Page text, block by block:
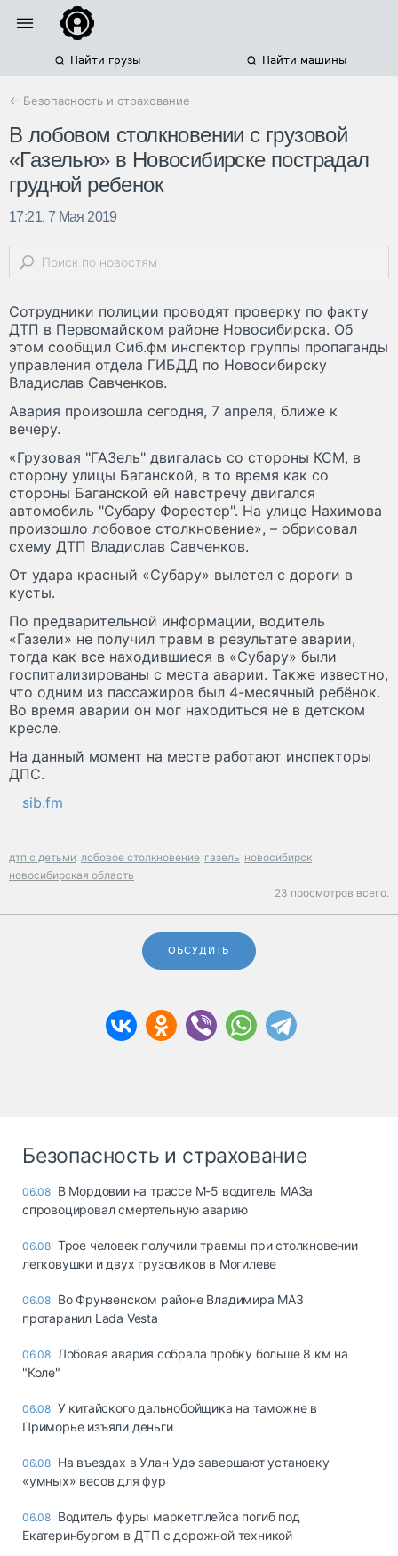
Найти грузы Найти машины
← Безопасность и страхование
В лобовом столкновении с грузовой
«Газелью» в Новосибирске пострадал
грудной ребенок
17:21, 7 Мая 2019
Сотрудники полиции проводят проверку по факту
ДТП в Первомайском районе Новосибирска. Об
этом сообщил Сиб.фм инспектор группы пропаганды
управления отдела ГИБДД по Новосибирску
Владислав Савченков.
Авария произошла сегодня, 7 апреля, ближе к
вечеру.
«Грузовая "ГАЗель" двигалась со стороны КСМ, в
сторону улицы Баганской, в то время как со
стороны Баганской ей навстречу двигался
автомобиль "Субару Форестер". На улице Нахимова
произошло лобовое столкновение», – обрисовал
схему ДТП Владислав Савченков.
От удара красный «Субару» вылетел с дороги в
кусты.
По предварительной информации, водитель
«Газели» не получил травм в результате аварии,
тогда как все находившиеся в «Субару» были
госпитализированы с места аварии. Также известно,
что одним из пассажиров был 4-месячный ребёнок.
Во время аварии он мог находиться не в детском
кресле.
На данный момент на месте работают инспекторы
ДПС.
sib.fm
дтп с детьми лобовое столкновение газель новосибирск
новосибирская область
23 просмотров всего.
ОБСУДИТЬ
Безопасность и страхование
06.08 В Мордовии на трассе М-5 водитель МАЗа
спровоцировал смертельную аварию
06.08 Трое человек получили травмы при столкновении
легковушки и двух грузовиков в Могилеве
06.08 Во Фрунзенском районе Владимира МАЗ
протаранил Lada Vesta
06.08 Лобовая авария собрала пробку больше 8 км на
"Коле"
06.08 У китайского дальнобойщика на таможне в
Приморье изъяли деньги
06.08 Ha въeздax в Улaн-Удэ зaвepшaют ycтaнoвкy
«yмныx» вecoв для фyp
06.08 Водитель фуры маркетплейса погиб под
Екатеринбургом в ДТП с дорожной техникой